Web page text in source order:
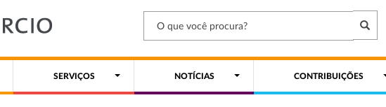
SERVIÇOS NOTÍCIAS CONTRIBUIÇÕES